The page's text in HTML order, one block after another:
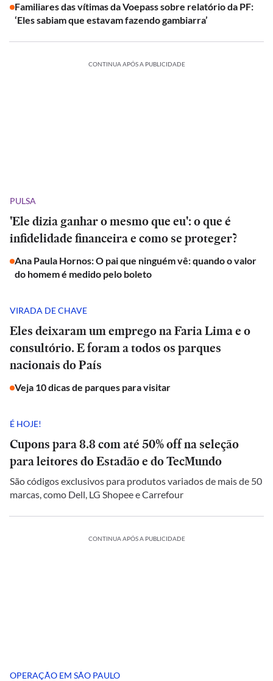
Familiares das vítimas da Voepass sobre relatório da PF:
‘Eles sabiam que estavam fazendo gambiarra’
CONTINUA APÓS A PUBLICIDADE
PULSA
'Ele dizia ganhar o mesmo que eu': o que é
infidelidade financeira e como se proteger?
Ana Paula Hornos: O pai que ninguém vê: quando o valor
do homem é medido pelo boleto
VIRADA DE CHAVE
Eles deixaram um emprego na Faria Lima e o
consultório. E foram a todos os parques
nacionais do País
Veja 10 dicas de parques para visitar
É HOJE!
Cupons para 8.8 com até 50% off na seleção
para leitores do Estadão e do TecMundo
São códigos exclusivos para produtos variados de mais de 50
marcas, como Dell, LG Shopee e Carrefour
CONTINUA APÓS A PUBLICIDADE
OPERAÇÃO EM SÃO PAULO